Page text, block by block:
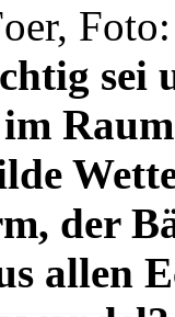
sei
der
allen